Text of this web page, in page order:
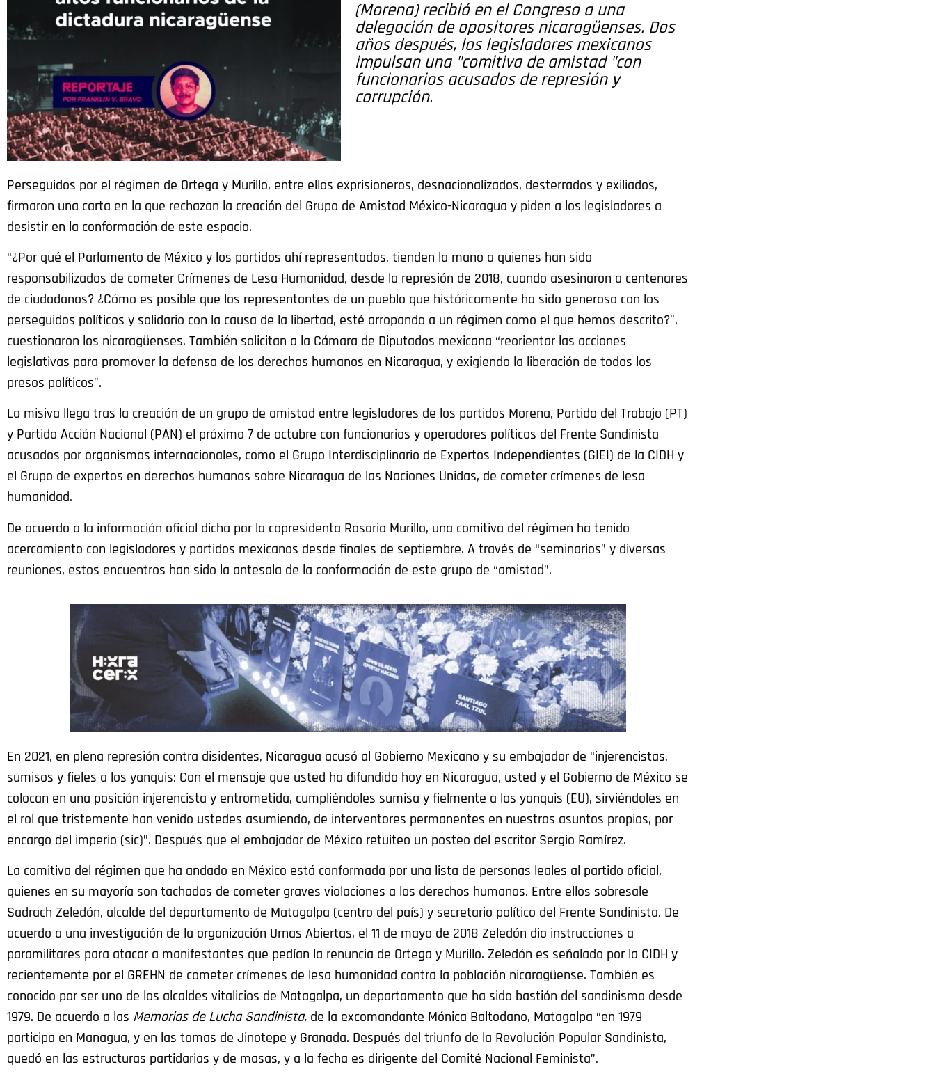
(Morena) recibió en el Congreso a una
delegación de opositores nicaragüenses. Dos
años después, los legisladores mexicanos
impulsan una "comitiva de amistad "con
funcionarios acusados de represión y
corrupción.
Perseguidos por el régimen de Ortega y Murillo, entre ellos exprisioneros, desnacionalizados, desterrados y exiliados,
firmaron una carta en la que rechazan la creación del Grupo de Amistad México-Nicaragua y piden a los legisladores a
desistir en la conformación de este espacio.
“¿Por qué el Parlamento de México y los partidos ahí representados, tienden la mano a quienes han sido
responsabilizados de cometer Crímenes de Lesa Humanidad, desde la represión de 2018, cuando asesinaron a centenares
de ciudadanos? ¿Cómo es posible que los representantes de un pueblo que históricamente ha sido generoso con los
perseguidos políticos y solidario con la causa de la libertad, esté arropando a un régimen como el que hemos descrito?”,
cuestionaron los nicaragüenses. También solicitan a la Cámara de Diputados mexicana “reorientar las acciones
legislativas para promover la defensa de los derechos humanos en Nicaragua, y exigiendo la liberación de todos los
presos políticos”.
La misiva llega tras la creación de un grupo de amistad entre legisladores de los partidos Morena, Partido del Trabajo (PT)
y Partido Acción Nacional (PAN) el próximo 7 de octubre con funcionarios y operadores políticos del Frente Sandinista
acusados por organismos internacionales, como el Grupo Interdisciplinario de Expertos Independientes (GIEI) de la CIDH y
el Grupo de expertos en derechos humanos sobre Nicaragua de las Naciones Unidas, de cometer crímenes de lesa
humanidad.
De acuerdo a la información oficial dicha por la copresidenta Rosario Murillo, una comitiva del régimen ha tenido
acercamiento con legisladores y partidos mexicanos desde finales de septiembre. A través de “seminarios” y diversas
reuniones, estos encuentros han sido la antesala de la conformación de este grupo de “amistad”.
En 2021, en plena represión contra disidentes, Nicaragua acusó al Gobierno Mexicano y su embajador de “injerencistas,
sumisos y fieles a los yanquis: Con el mensaje que usted ha difundido hoy en Nicaragua, usted y el Gobierno de México se
colocan en una posición injerencista y entrometida, cumpliéndoles sumisa y fielmente a los yanquis (EU), sirviéndoles en
el rol que tristemente han venido ustedes asumiendo, de interventores permanentes en nuestros asuntos propios, por
encargo del imperio (sic)”. Después que el embajador de México retuiteo un posteo del escritor Sergio Ramírez.
La comitiva del régimen que ha andado en México está conformada por una lista de personas leales al partido oficial,
quienes en su mayoría son tachados de cometer graves violaciones a los derechos humanos. Entre ellos sobresale
Sadrach Zeledón, alcalde del departamento de Matagalpa (centro del país) y secretario político del Frente Sandinista. De
acuerdo a una investigación de la organización Urnas Abiertas, el 11 de mayo de 2018 Zeledón dio instrucciones a
paramilitares para atacar a manifestantes que pedían la renuncia de Ortega y Murillo. Zeledón es señalado por la CIDH y
recientemente por el GREHN de cometer crímenes de lesa humanidad contra la población nicaragüense. También es
conocido por ser uno de los alcaldes vitalicios de Matagalpa, un departamento que ha sido bastión del sandinismo desde
1979. De acuerdo a las Memorias de Lucha Sandinista, de la excomandante Mónica Baltodano, Matagalpa “en 1979
participa en Managua, y en las tomas de Jinotepe y Granada. Después del triunfo de la Revolución Popular Sandinista,
quedó en las estructuras partidarias y de masas, y a la fecha es dirigente del Comité Nacional Feminista”.